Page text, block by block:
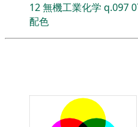
12無機工業化学 q.097
配色